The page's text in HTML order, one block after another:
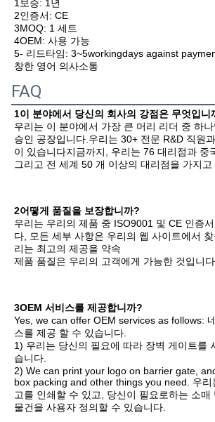
1보증: 1년
2인증서: CE
3MOQ: 1 세트
4OEM: 사용 가능
5- 리드타임: 3~5workingdays against
창한 영어 의사소통
FAQ
1이 분야에서 당신의 회사의 강점은 무엇입니
우리는 이 분야에서 가장 큰 머리 리더 중 하
승인 공장입니다.우리는 30+ 전문 R&D 직원
이 있습니다지금까지, 우리는 76 대리점과 중
그리고 전 세계 50 개 이상의 대리점을 가지고
2어떻게 품질을 보장합니까?
우리는 우리의 제품 중 ISO9001 및 CE 인증
다, 모든 세부 사항은 우리의 웹 사이트에서
리는 최고의 제공을 약속
제품 품질은 우리의 고객에게 가능한 것입니다.
3OEM 서비스를 제공합니까?
Yes, we can offer OEM services as follows:
스를 제공 할 수 있습니다.
1) 우리는 당신의 필요에 따라 장벽 게이트를
습니다.
2) We can print your logo on barrier gate,
box packing and other things you need. 우리
고를 인쇄할 수 있고, 당신이 필요로하는 소매
물건을 사용자 정의할 수 있습니다.